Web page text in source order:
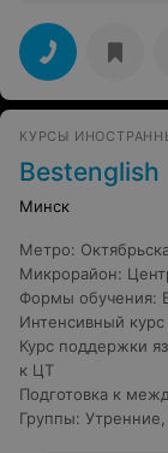
КУРСЫ
Bestenglish
Минск
Метро:
Микрорайон:
Формы обучения:
Интенсивный курс
Курс поддержки
к ЦТ
Подготовка к
Группы: Утренние,